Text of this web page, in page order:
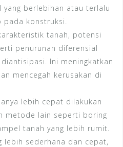
yang berlebihan atau terlalu
pada konstruksi.
tanah, potensi
penurunan diferensial
Ini meningkatkan
mencegah kerusakan di
lebih cepat dilakukan
metode lain seperti boring
tanah yang lebih rumit.
lebih sederhana dan cepat,